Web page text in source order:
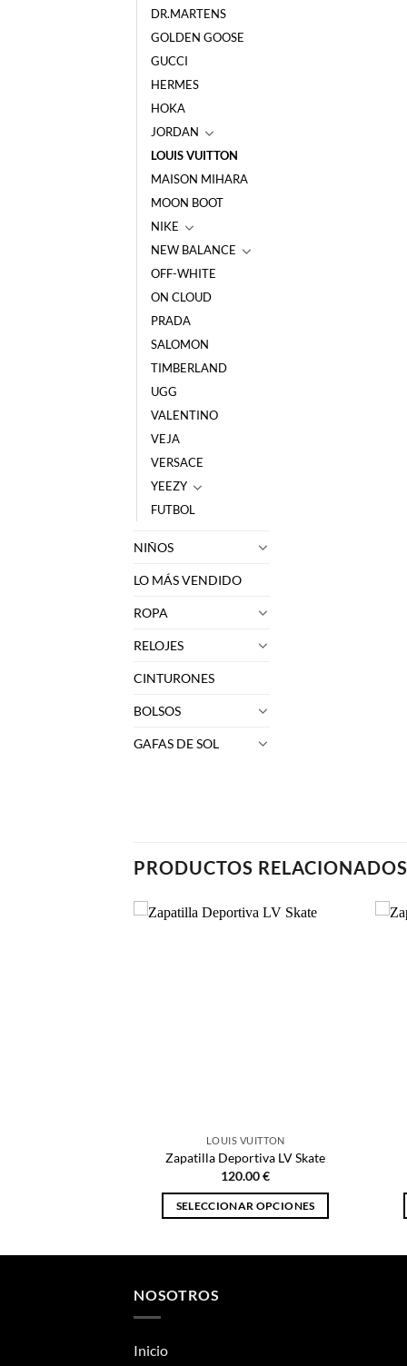
DR.MARTENS
GOLDEN GOOSE
GUCCI
HERMES
HOKA
JORDAN
LOUIS VUITTON
MAISON MIHARA
MOON BOOT
NIKE
NEW BALANCE
OFF-WHITE
ON CLOUD
PRADA
SALOMON
TIMBERLAND
UGG
VALENTINO
VEJA
VERSACE
YEEZY
FUTBOL
NIÑOS
LO MÁS VENDIDO
ROPA
RELOJES
CINTURONES
BOLSOS
GAFAS DE SOL
PRODUCTOS RELACIONADOS
LOUIS VUITTON
Zapatilla Deportiva LV Skate
120.00€
SELECCIONAR OPCIONES
NOSOTROS
Inicio